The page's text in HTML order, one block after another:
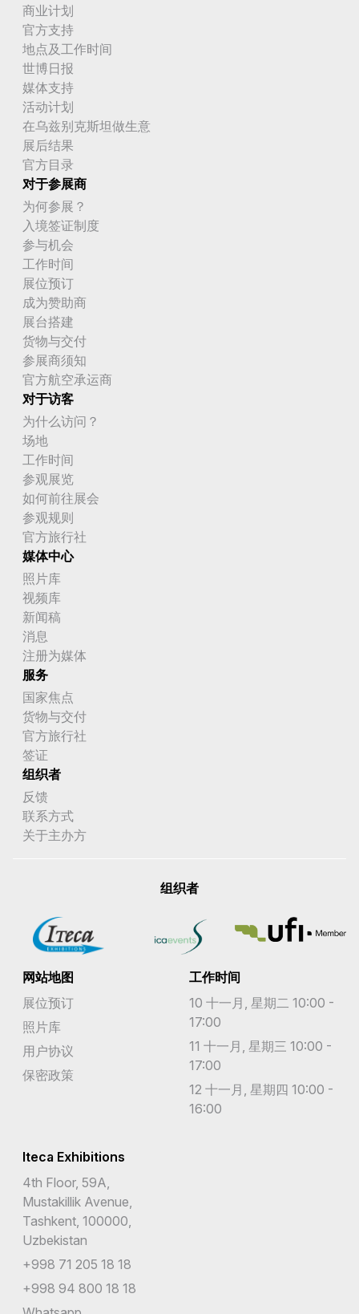
商业计划
官方支持
地点及工作时间
世博日报
媒体支持
活动计划
在乌兹别克斯坦做生意
展后结果
官方目录
对于参展商
为何参展？
入境签证制度
参与机会
工作时间
展位预订
成为赞助商
展台搭建
货物与交付
参展商须知
官方航空承运商
对于访客
为什么访问？
场地
工作时间
参观展览
如何前往展会
参观规则
官方旅行社
媒体中心
照片库
视频库
新闻稿
消息
注册为媒体
服务
国家焦点
货物与交付
官方旅行社
签证
组织者
反馈
联系方式
关于主办方
组织者
网站地图
展位预订
照片库
用户协议
保密政策
工作时间
10 十一月, 星期二 10:00 -
17:00
11 十一月, 星期三 10:00 -
17:00
12 十一月, 星期四 10:00 -
16:00
Iteca Exhibitions
4th Floor, 59A,
Mustakillik Avenue,
Tashkent, 100000,
Uzbekistan
+998 71 205 18 18
+998 94 800 18 18